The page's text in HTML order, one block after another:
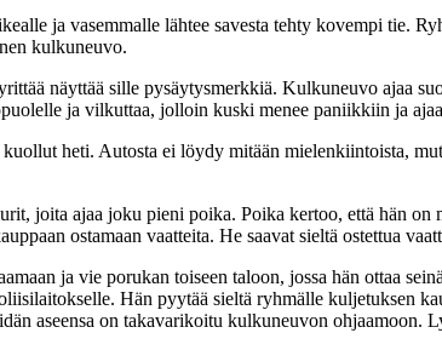
ja vasemmalle lähtee savesta tehty kovempi tie.
kulkuneuvo.
näyttää sille pysäytysmerkkiä. Kulkuneuvo ajaa
ja vilkuttaa, jolloin kuski menee paniikkiin ja
heti. Autosta ei löydy mitään mielenkiintoista,
joita ajaa joku pieni poika. Poika kertoo, että hän
ostamaan vaatteita. He saavat sieltä ostettua
ja vie porukan toiseen taloon, jossa hän ottaa
Hän pyytää sieltä ryhmälle kuljetuksen
aseensa on takavarikoitu kulkuneuvon